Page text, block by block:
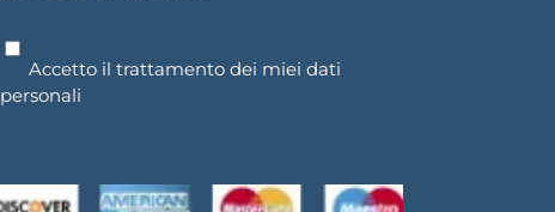
Accetto il trattamento dei miei dati
personali